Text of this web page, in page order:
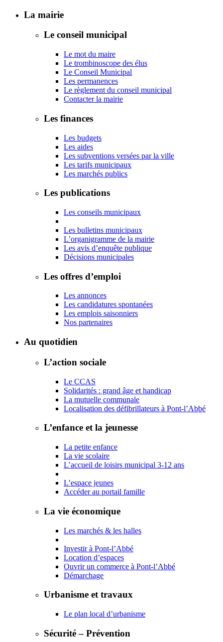
La mairie
Le conseil municipal
Le mot du maire
Le trombinoscope des élus
Le Conseil Municipal
Les permanences
Le règlement du conseil municipal
Contacter la mairie
Les finances
Les budgets
Les aides
Les subventions versées par la ville
Les tarifs municipaux
Les marchés publics
Les publications
Les conseils municipaux
Les bulletins municipaux
L’organigramme de la mairie
Les avis d’enquête publique
Décisions municipales
Les offres d’emploi
Les annonces
Les candidatures spontanées
Les emplois saisonniers
Nos partenaires
Au quotidien
L’action sociale
Le CCAS
Solidarités : grand âge et handicap
La mutuelle communale
Localisation des défibrillateurs à Pont-l’Abbé
L’enfance et la jeunesse
La petite enfance
La vie scolaire
L’accueil de loisirs municipal 3-12 ans
L’espace jeunes
Accéder au portail famille
La vie économique
Les marchés & les halles
Investir à Pont-l’Abbé
Location d’espaces
Ouvrir un commerce à Pont-l’Abbé
Démarchage
Urbanisme et travaux
Le plan local d’urbanisme
Sécurité – Prévention